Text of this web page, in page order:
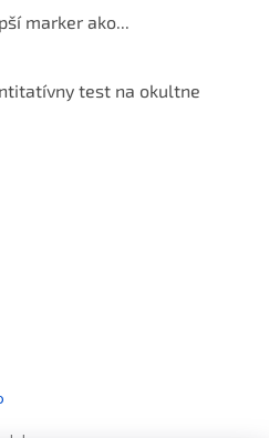
marker ako...
test na okultne